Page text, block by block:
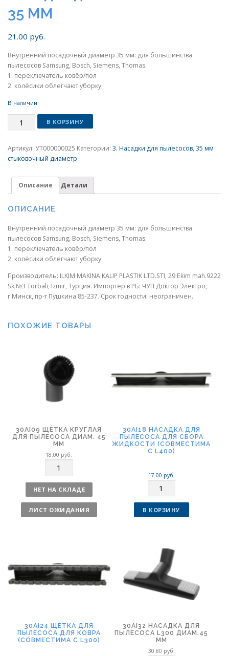
35 MM
21.00 руб.
Внутренний посадочный диаметр 35 мм: для большинства
пылесосов Samsung, Bosch, Siemens, Thomas.
1. переключатель ковёр/пол
2. колёсики облегчают уборку
В наличии
Количество В КОРЗИНУ
Артикул: УТ000000025 Категории: 3. Насадки для пылесосов, 35 мм
стыковочный диаметр
Описание Детали
ОПИСАНИЕ
Внутренний посадочный диаметр 35 мм: для большинства
пылесосов Samsung, Bosch, Siemens, Thomas.
1. переключатель ковёр/пол
2. колёсики облегчают уборку
Производитель: ILKIM MAKINA KALIP PLASTIK LTD.STI, 29 Ekim mah.9222
Sk.№3 Torbali, Izmir, Турция. Импортёр в РБ: ЧУП Доктор Электро,
г.Минск, пр-т Пушкина 85-237. Срок годности: неограничен.
ПОХОЖИЕ ТОВАРЫ
30AI09 ЩЁТКА КРУГЛАЯ
ДЛЯ ПЫЛЕСОСА ДИАМ. 45
ММ
18.00 руб.
л
и
ч
е
НЕТ НА СКЛАДЕ
ЛИСТ ОЖИДАНИЯ
30AI18 НАСАДКА ДЛЯ
ПЫЛЕСОСА ДЛЯ СБОРА
ЖИДКОСТИ (СОВМЕСТИМА
С L400)
17.00 руб.
л
и
о
В КОРЗИНУ
30AI24 ЩЁТКА ДЛЯ
ПЫЛЕСОСА ДЛЯ КОВРА
(СОВМЕСТИМА С L300)
30AI32 НАСАДКА ДЛЯ
ПЫЛЕСОСА L300 ДИАМ.45
ММ
30.80 руб.